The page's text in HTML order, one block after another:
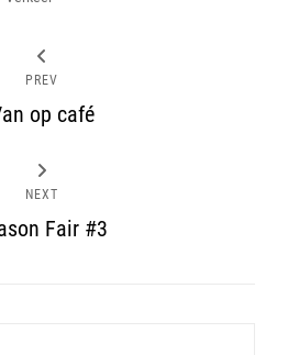
PREV
op café
NEXT
Fair #3